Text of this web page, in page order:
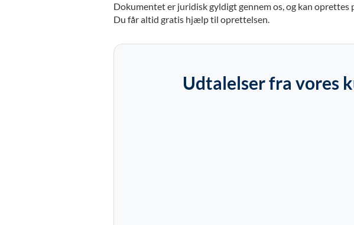
Dokumentet er juridisk gyldigt gennem os, og kan oprettes
Du får altid gratis hjælp til oprettelsen.
Udtalelser fra vores